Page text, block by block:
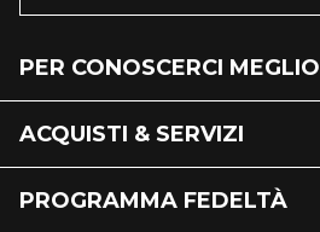
PER CONOSCERCI MEGLIO
ACQUISTI & SERVIZI
PROGRAMMA FEDELTÀ